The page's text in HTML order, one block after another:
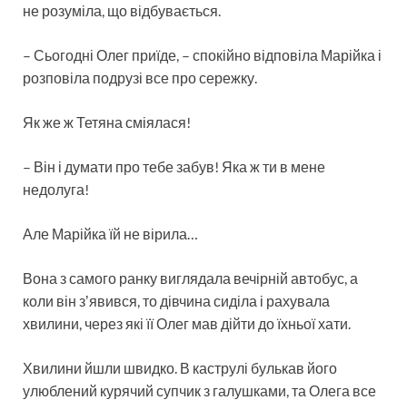
не розуміла, що відбувається.
– Сьогодні Олег приїде, – спокійно відповіла Марійка і
розповіла подрузі все про сережку.
Як же ж Тетяна сміялася!
– Він і думати про тебе забув! Яка ж ти в мене
недолуга!
Але Марійка їй не вірила…
Вона з самого ранку виглядала вечірній автобус, а
коли він зʼявився, то дівчина сиділа і рахувала
хвилини, через які її Олег мав дійти до їхньої хати.
Хвилини йшли швидко. В каструлі булькав його
улюблений курячий супчик з галушками, та Олега все